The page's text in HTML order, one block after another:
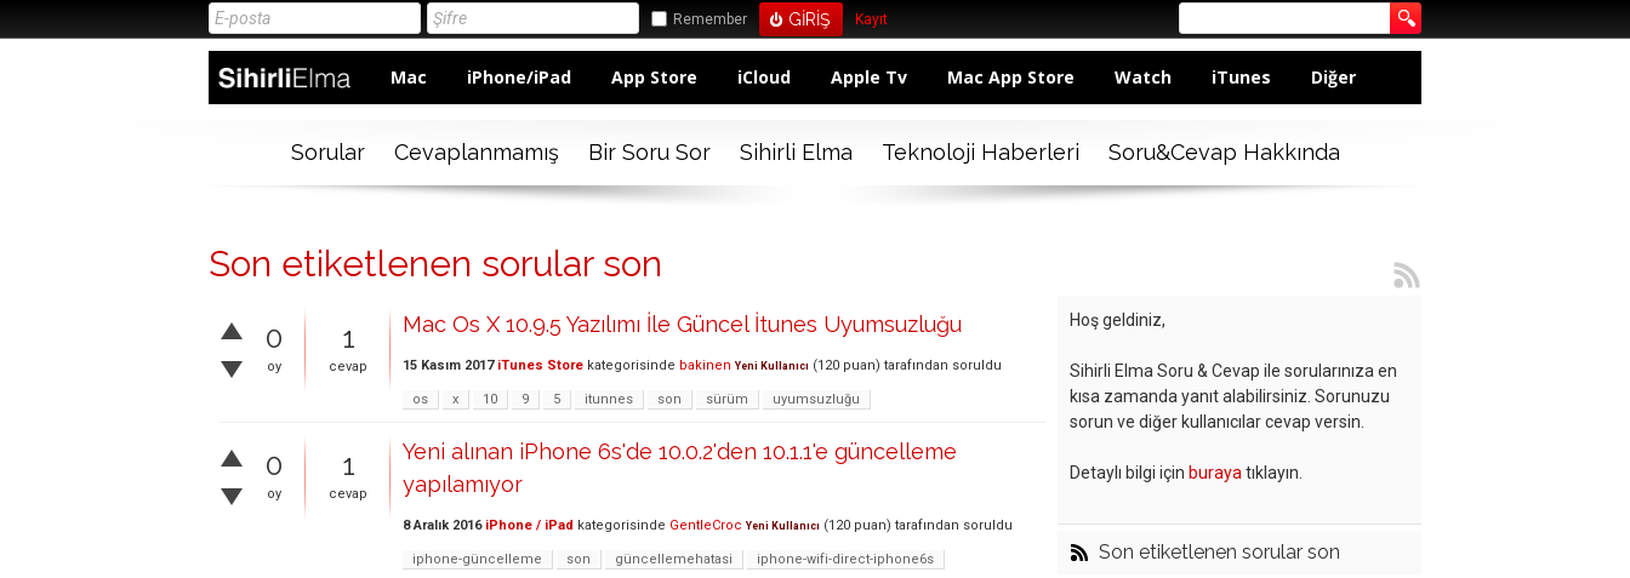
Remember Kayıt
Mac iPhone/iPad App Store iCloud Apple Tv Mac App Store Watch iTunes Diğer
Sorular Cevaplanmamış Bir Soru Sor Sihirli Elma Teknoloji Haberleri Soru&Cevap Hakkında
Son etiketlenen sorular son
0
oy
1
cevap
Mac Os X 10.9.5 Yazılımı İle Güncel İtunes Uyumsuzluğu
15 Kasım 2017 iTunes Store kategorisinde bakinen Yeni Kullanıcı (120 puan) tarafından soruldu
os x 10 9 5 itunnes son sürüm uyumsuzluğu
0
oy
1
cevap
Yeni alınan iPhone 6s'de 10.0.2'den 10.1.1'e güncelleme
yapılamıyor
8 Aralık 2016 iPhone / iPad kategorisinde GentleCroc Yeni Kullanıcı (120 puan) tarafından soruldu
iphone-güncelleme son güncellemehatasi iphone-wifi-direct-iphone6s
Hoş geldiniz,
Sihirli Elma Soru & Cevap ile sorularınıza en
kısa zamanda yanıt alabilirsiniz. Sorunuzu
sorun ve diğer kullanıcılar cevap versin.
Detaylı bilgi için buraya tıklayın.
Son etiketlenen sorular son